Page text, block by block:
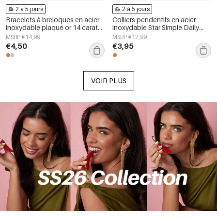
2 à 5 jours
Bracelets à breloques en acier
inoxydable plaqué or 14 carats,
collection Trèfle, style simple et
quotidien, bijoux pour femmes
MSRP €14,99
€4,50
2 à 5 jours
Colliers pendentifs en acier
inoxydable Star Simple Daily
Simple Series Bijoux pour
femmes
MSRP €12,99
€3,95
VOIR PLUS